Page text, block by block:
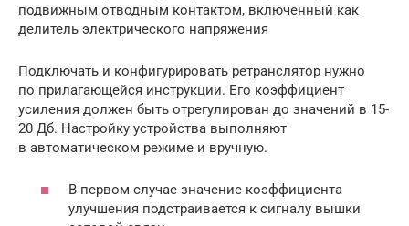
подвижным отводным контактом, включенный как
делитель электрического напряжения
Подключать и конфигурировать ретранслятор нужно
по прилагающейся инструкции. Его коэффициент
усиления должен быть отрегулирован до значений в 15-
20 Дб. Настройку устройства выполняют
в автоматическом режиме и вручную.
В первом случае значение коэффициента
улучшения подстраивается к сигналу вышки